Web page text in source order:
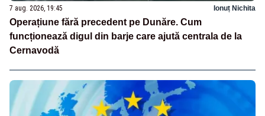
7 aug. 2026, 19:45 Ionuț Nichita
Operațiune fără precedent pe Dunăre. Cum
funcționează digul din barje care ajută centrala de la
Cernavodă